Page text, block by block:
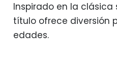
Inspirado en la clásica
título ofrece diversión
edades.